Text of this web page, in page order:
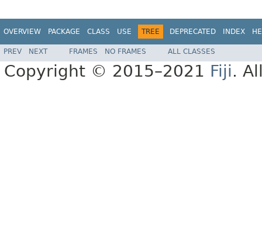
OVERVIEW PACKAGE CLASS USE TREE DEPRECATED INDEX
PREV NEXT FRAMES NO FRAMES ALL CLASSES
Copyright © 2015–2021 Fiji.